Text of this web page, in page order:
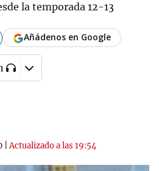
la temporada 12-13
|Actualizado a las 19:54
Añádenos en Google